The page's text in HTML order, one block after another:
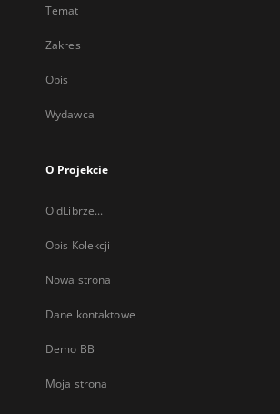
Temat
Zakres
Opis
Wydawca
O Projekcie
O dLibrze...
Opis Kolekcji
Nowa strona
Dane kontaktowe
Demo BB
Moja strona